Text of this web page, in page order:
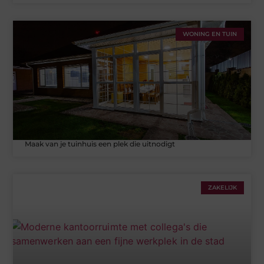
WONING EN TUIN
Maak van je tuinhuis een plek die uitnodigt
ZAKELIJK